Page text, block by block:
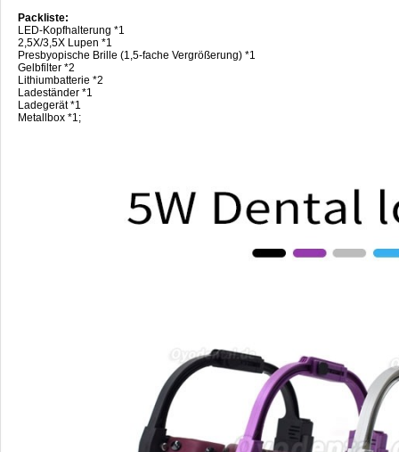
Packliste:
LED-Kopfhalterung *1
2,5X/3,5X Lupen *1
Presbyopische Brille (1,5-fache Vergrößerung) *1
Gelbfilter *2
Lithiumbatterie *2
Ladeständer *1
Ladegerät *1
Metallbox *1;